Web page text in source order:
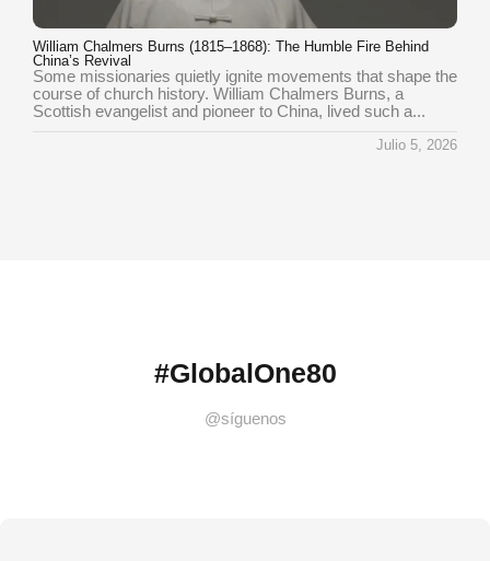
William Chalmers Burns (1815–1868): The Humble Fire Behind
China’s Revival
Some missionaries quietly ignite movements that shape the
course of church history. William Chalmers Burns, a
Scottish evangelist and pioneer to China, lived such a...
Julio 5, 2026
#GlobalOne80
@síguenos